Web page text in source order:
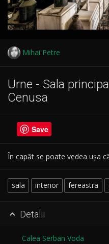
Mihai Petre
Urne - Sala
Cenusa
Save
În capăt se poate vedea ușa
sala interior fereastra
 Detalii
Calea Serban Voda